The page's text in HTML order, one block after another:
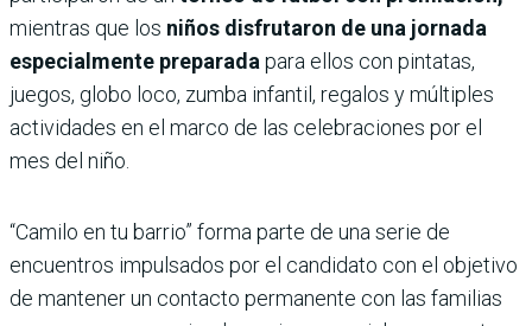
mientras que los niños disfrutaron de una jornada
especialmente preparada para ellos con pintatas,
juegos, globo loco, zumba infantil, regalos y múltiples
actividades en el marco de las celebraciones por el
mes del niño.
“Camilo en tu barrio” forma parte de una serie de
encuentros impulsados por el candidato con el objetivo
de mantener un contacto permanente con las familias